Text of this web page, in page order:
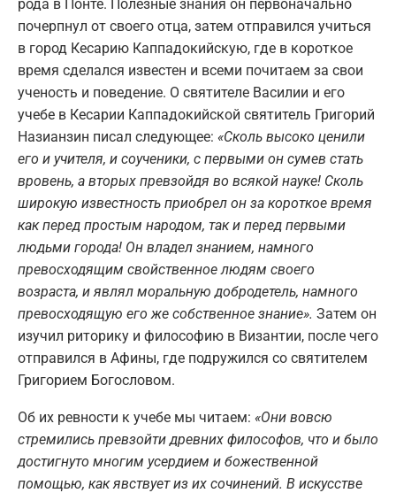
рода в Понте. Полезные знания он первоначально
почерпнул от своего отца, затем отправился учиться
в город Кесарию Каппадокийскую, где в короткое
время сделался известен и всеми почитаем за свои
ученость и поведение. О святителе Василии и его
учебе в Кесарии Каппадокийской святитель Григорий
Назианзин писал следующее: «Сколь высоко ценили
его и учителя, и соученики, с первыми он сумев стать
вровень, а вторых превзойдя во всякой науке! Сколь
широкую известность приобрел он за короткое время
как перед простым народом, так и перед первыми
людьми города! Он владел знанием, намного
превосходящим свойственное людям своего
возраста, и являл моральную добродетель, намного
превосходящую его же собственное знание». Затем он
изучил риторику и философию в Византии, после чего
отправился в Афины, где подружился со святителем
Григорием Богословом.
Об их ревности к учебе мы читаем: «Они вовсю
стремились превзойти древних философов, что и было
достигнуто многим усердием и божественной
помощью, как явствует из их сочинений. В искусстве